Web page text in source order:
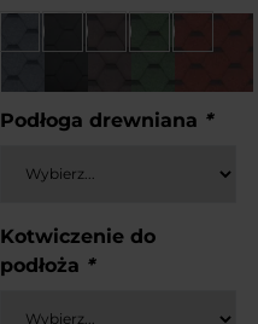
Podłoga drewniana *
Kotwiczenie do
podłoża *